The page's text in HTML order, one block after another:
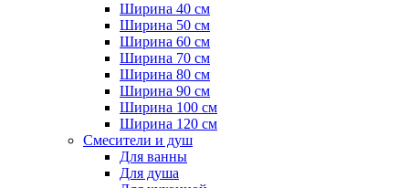
Ширина 40 см
Ширина 50 см
Ширина 60 см
Ширина 70 см
Ширина 80 см
Ширина 90 см
Ширина 100 см
Ширина 120 см
Смесители и душ
Для ванны
Для душа